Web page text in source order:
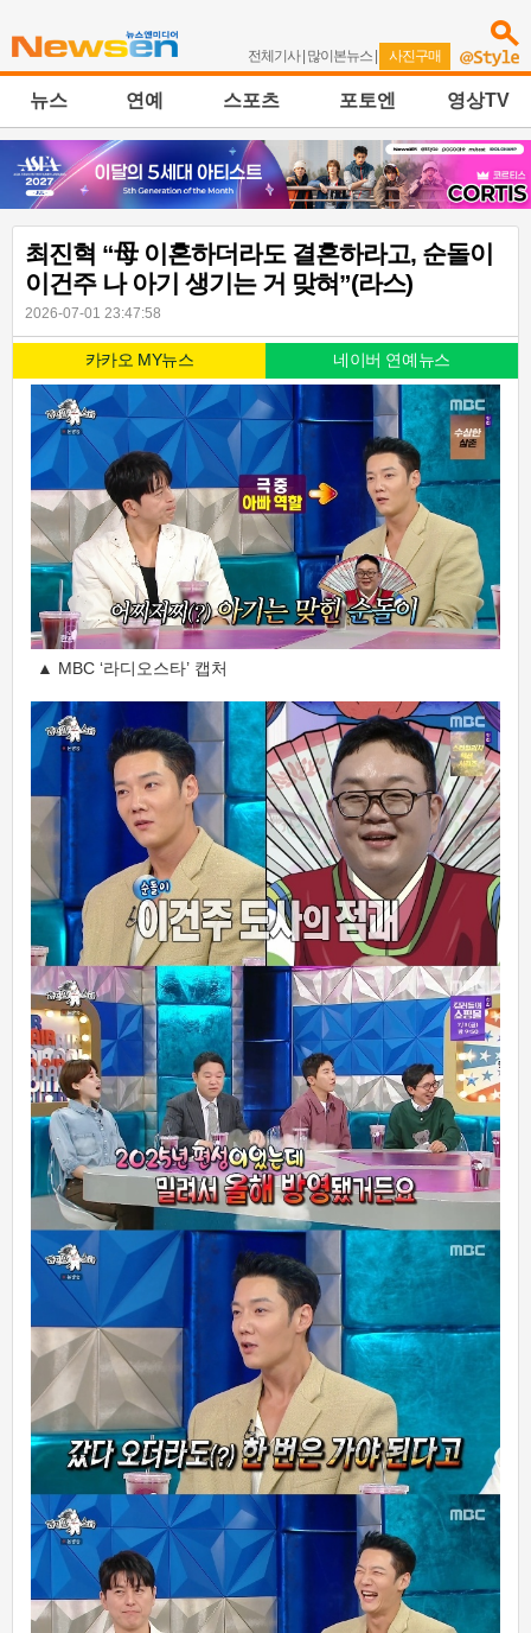
전체기사| 많이본뉴스 | 사진구매
뉴스 연예 스포츠 포토엔 영상TV
최진혁 “母 이혼하더라도 결혼하라고, 순돌이
이건주 나 아기 생기는 거 맞혀”(라스)
2026-07-01 23:47:58
카카오 MY뉴스 네이버 연예뉴스
▲ MBC ‘라디오스타’ 캡처